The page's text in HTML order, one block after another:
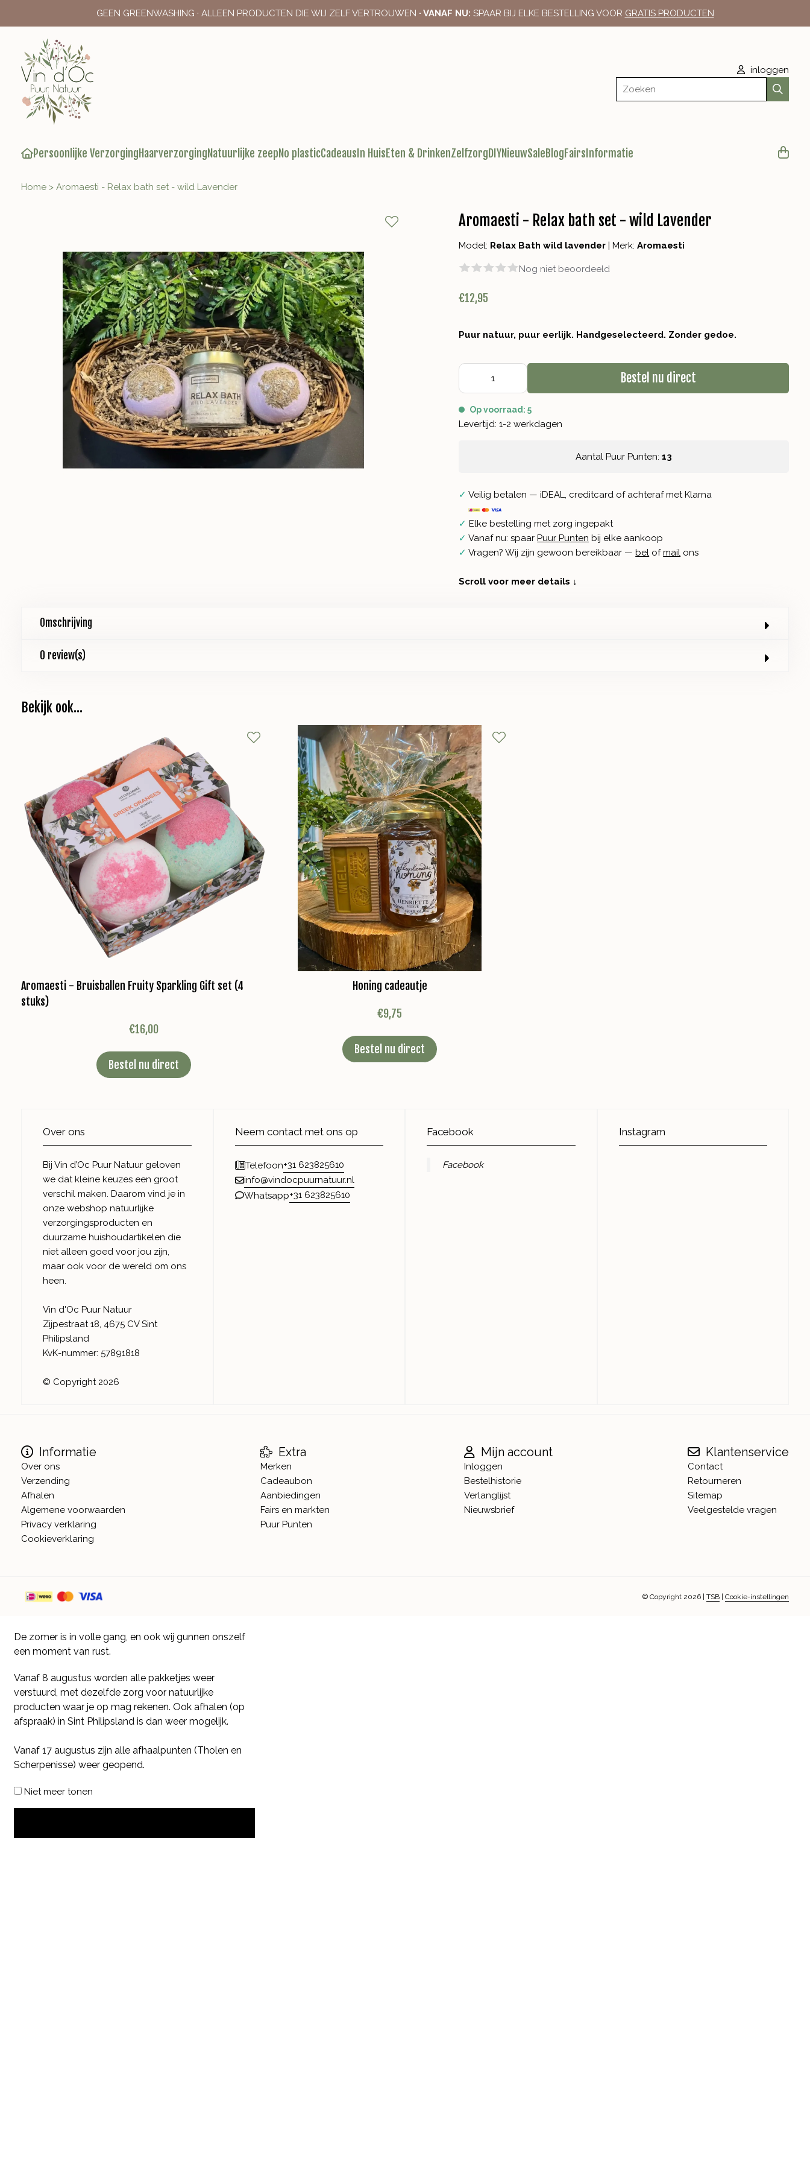
GEEN GREENWASHING · ALLEEN PRODUCTEN DIE WIJ ZELF VERTROUWEN · VANAF NU: SPAAR BIJ ELKE BESTELLING VOOR GRATIS PRODUCTEN
inloggen
Zoeken
Persoonlijke VerzorgingHaarverzorgingNatuurlijke zeepNo plasticCadeaus In HuisEten & DrinkenZelfzorgDIYNieuwSaleBlogFairs Informatie
Home > Aromaesti - Relax bath set - wild Lavender
Aromaesti - Relax bath set - wild Lavender
Model: Relax Bath wild lavender Merk:Aromaesti
Nog niet beoordeeld
€12,95
Puur natuur, puur eerlijk. Handgeselecteerd. Zonder gedoe.
Bestel nu direct
Op voorraad: 5
Levertijd: 1-2 werkdagen
Aantal Puur Punten:13
✓ Veilig betalen — iDEAL, creditcard of achteraf met Klarna
✓ Elke bestelling met zorg ingepakt
✓ Vanaf nu: spaar Puur Punten bij elke aankoop
✓ Vragen? Wij zijn gewoon bereikbaar — bel ofmail ons
Scroll voor meer details ↓
Omschrijving
0 review(s)
Bekijk ook...
Aromaesti - Bruisballen Fruity Sparkling Gift set (4
stuks)
€16,00
Bestel nu direct
Honing cadeautje
€9,75
Bestel nu direct
Over ons
Bij Vin d’Oc Puur Natuur geloven
we dat kleine keuzes een groot
verschil maken. Daarom vind je in
onze webshop natuurlijke
verzorgingsproducten en
duurzame huishoudartikelen die
niet alleen goed voor jou zijn,
maar ook voor de wereld om ons
heen.
Vin d'Oc Puur Natuur
Zijpestraat 18, 4675 CV Sint
Philipsland
KvK-nummer: 57891818
© Copyright 2026
Neem contact met ons op
Telefoon+31 623825610
info@vindocpuurnatuur.nl
Whatsapp+31 623825610
Facebook
Facebook
Instagram
Informatie
Over ons
Verzending
Afhalen
Algemene voorwaarden
Privacy verklaring
Cookieverklaring
Extra
Merken
Cadeaubon
Aanbiedingen
Fairs en markten
Puur Punten
Mijn account
Inloggen
Bestelhistorie
Verlanglijst
Nieuwsbrief
Klantenservice
Contact
Retourneren
Sitemap
Veelgestelde vragen
© Copyright 2026 | TSB | Cookie-instellingen
De zomer is in volle gang, en ook wij gunnen onszelf
een moment van rust.
Vanaf 8 augustus worden alle pakketjes weer
verstuurd, met dezelfde zorg voor natuurlijke
producten waar je op mag rekenen. Ook afhalen (op
afspraak) in Sint Philipsland is dan weer mogelijk.
Vanaf 17 augustus zijn alle afhaalpunten (Tholen en
Scherpenisse) weer geopend.
Niet meer tonen